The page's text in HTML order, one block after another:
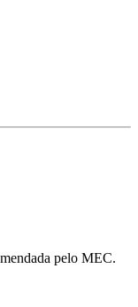
pelo MEC.